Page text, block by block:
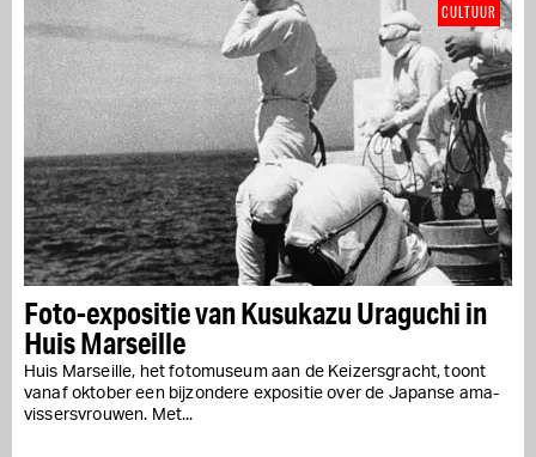
Foto-expositie van Kusukazu Uraguchi in
Huis Marseille
Huis Marseille, het fotomuseum aan de Keizersgracht, toont
vanaf oktober een bijzondere expositie over de Japanse ama-
vissersvrouwen. Met...
CULTUUR